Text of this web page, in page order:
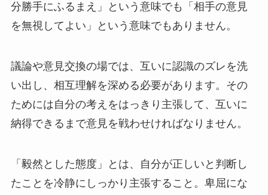
分勝手にふるまえ」という意味でも「相手の意見
を無視してよい」という意味でもありません。
議論や意見交換の場では、互いに認識のズレを洗
い出し、相互理解を深める必要があります。その
ためには自分の考えをはっきり主張して、互いに
納得できるまで意見を戦わせければなりません。
「毅然とした態度」とは、自分が正しいと判断し
たことを冷静にしっかり主張すること。卑屈にな